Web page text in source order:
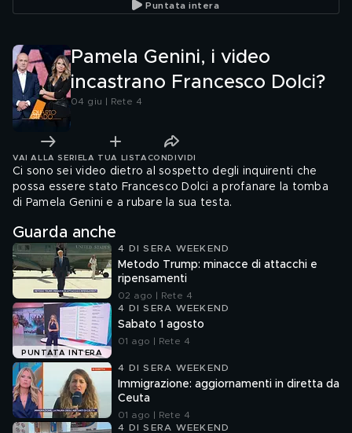
controllo"
Puntata intera
Pamela Genini, i video
incastrano Francesco Dolci?
04 giu | Rete 4
VAI ALLA SERIE LA TUA LISTA CONDIVIDI
Ci sono sei video dietro al sospetto degli inquirenti che
possa essere stato Francesco Dolci a profanare la tomba
di Pamela Genini e a rubare la sua testa.
Guarda anche
4 DI SERA WEEKEND
Metodo Trump: minacce di attacchi e
ripensamenti
02 ago | Rete 4
PUNTATA INTERA
4 DI SERA WEEKEND
Sabato 1 agosto
01 ago | Rete 4
4 DI SERA WEEKEND
Immigrazione: aggiornamenti in diretta da
Ceuta
01 ago | Rete 4
4 DI SERA WEEKEND